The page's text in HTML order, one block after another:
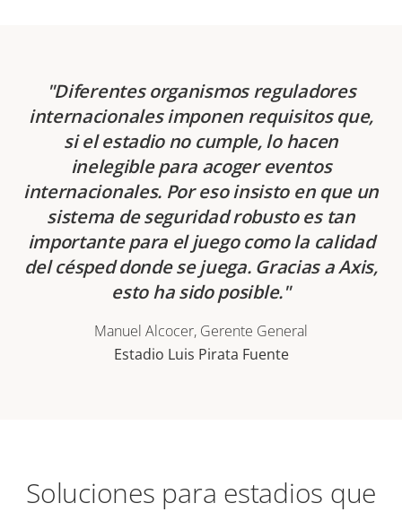
Diferentes organismos reguladores
internacionales imponen requisitos que,
si el estadio no cumple, lo hacen
inelegible para acoger eventos
internacionales. Por eso insisto en que un
sistema de seguridad robusto es tan
importante para el juego como la calidad
del césped donde se juega. Gracias a Axis,
esto ha sido posible.
Manuel Alcocer, Gerente General
Estadio Luis Pirata Fuente
Soluciones para estadios que